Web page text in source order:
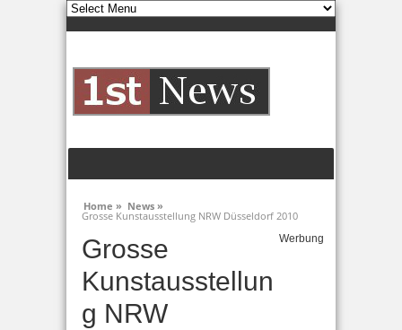
Home » News »
Grosse Kunstausstellung NRW Düsseldorf 2010
Grosse
Kunstausstellun
g NRW
Werbung